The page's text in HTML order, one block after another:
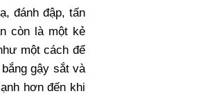
đánh đập, tấn
còn là một kẻ
một cách để
gậy sắt và
hơn đến khi